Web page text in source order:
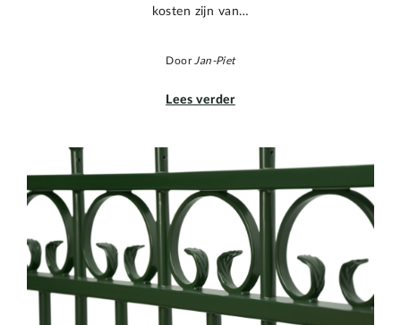
kosten zijn van…
Door Jan-Piet
Lees verder